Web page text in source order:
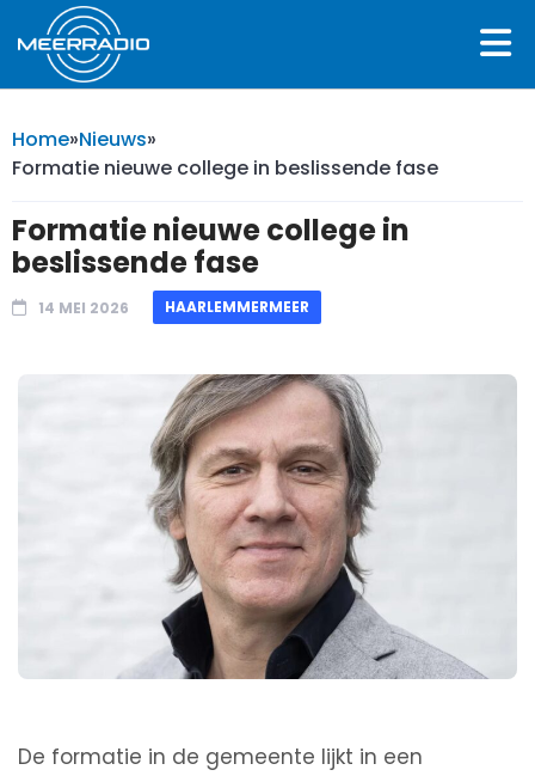
Home»Nieuws»
Formatie nieuwe college in beslissende fase
Formatie nieuwe college in
beslissende fase
14 MEI 2026 HAARLEMMERMEER
De formatie in de gemeente lijkt in een